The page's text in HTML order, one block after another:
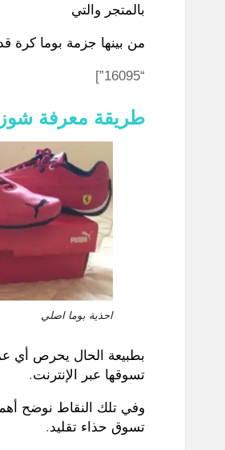
بالمتجر والتي
من بينها جزمة بوما كرة
“16095”]
طريقة معرفة شوز
احذية بوما اصلي
بطبيعة الحال يحرص أي
تسوقها عبر الإنترنت.
وفي تلك النقاط نوضح أهم
تسوق حذاء تقليد.